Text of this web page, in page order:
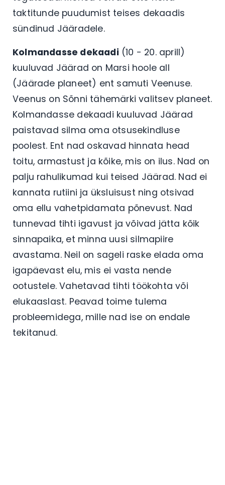
taktitunde puudumist teises dekaadis
sündinud Jääradele.
Kolmandasse dekaadi (10 - 20. aprill)
kuuluvad Jäärad on Marsi hoole all
(Jäärade planeet) ent samuti Veenuse.
Veenus on Sõnni tähemärki valitsev planeet.
Kolmandasse dekaadi kuuluvad Jäärad
paistavad silma oma otsusekindluse
poolest. Ent nad oskavad hinnata head
toitu, armastust ja kõike, mis on ilus. Nad on
palju rahulikumad kui teised Jäärad. Nad ei
kannata rutiini ja üksluisust ning otsivad
oma ellu vahetpidamata põnevust. Nad
tunnevad tihti igavust ja võivad jätta kõik
sinnapaika, et minna uusi silmapiire
avastama. Neil on sageli raske elada oma
igapäevast elu, mis ei vasta nende
ootustele. Vahetavad tihti töökohta või
elukaaslast. Peavad toime tulema
probleemidega, mille nad ise on endale
tekitanud.